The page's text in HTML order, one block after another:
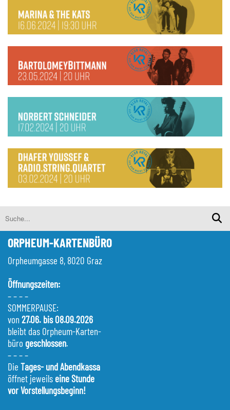
ORPHEUM-KARTENBÜRO
Orpheumgasse 8, 8020 Graz
Öffnungszeiten:
– – – –
SOMMERPAUSE:
von 27.06. bis 08.09.2026
bleibt das Orpheum-Karten-
büro geschlossen.
– – – –
Die Tages- und Abendkassa
öffnet jeweils eine Stunde
vor Vorstellungsbeginn!